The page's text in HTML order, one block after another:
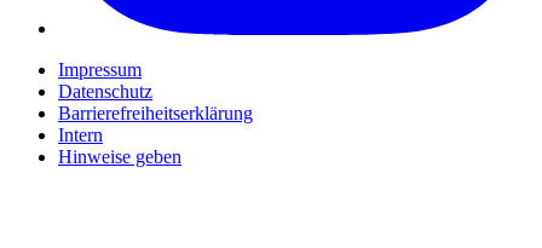
Impressum
Datenschutz
Barrierefreiheitserklärung
Intern
Hinweise geben